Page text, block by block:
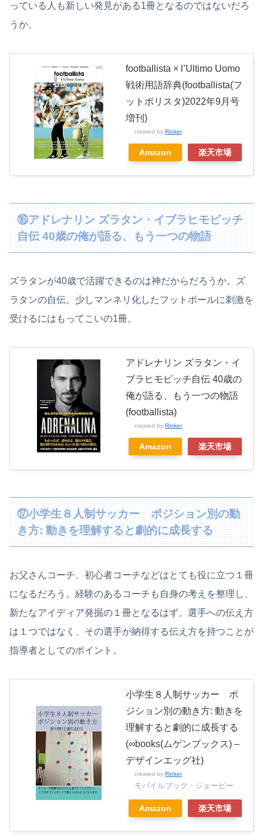
っている人も新しい発見がある1冊となるのではないだろ
うか。
footballista × l’Ultimo Uomo
戦術用語辞典(footballista(フ
ットボリスタ)2022年9月号
増刊)
created by Rinker
Amazon 楽天市場
⑯アドレナリン ズラタン・イブラヒモビッチ
自伝 40歳の俺が語る、もう一つの物語
ズラタンが40歳で活躍できるのは神だからだろうか。ズ
ラタンの自伝。少しマンネリ化したフットボールに刺激を
受けるにはもってこいの1冊。
アドレナリン ズラタン・イ
ブラヒモビッチ自伝 40歳の
俺が語る、もう一つの物語
(footballista)
created by Rinker
Amazon 楽天市場
⑰小学生８人制サッカー ポジション別の動
き方: 動きを理解すると劇的に成長する
お父さんコーチ、初心者コーチなどはとても役に立つ１冊
になるだろう。経験のあるコーチも自身の考えを整理し、
新たなアイディア発掘の１冊となるはず。選手への伝え方
は１つではなく、その選手が納得する伝え方を持つことが
指導者としてのポイント。
小学生８人制サッカー ポ
ジション別の動き方: 動きを
理解すると劇的に成長する
(∞books(ムゲンブックス) –
デザインエッグ社)
created by Rinker
モバイルブック・ジェーピー
Amazon 楽天市場